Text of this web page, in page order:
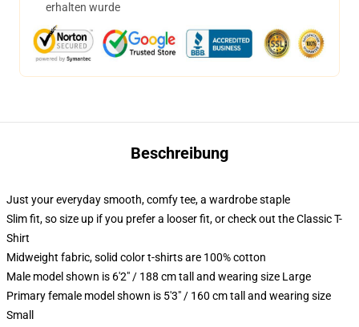
erhalten wurde
Beschreibung
Just your everyday smooth, comfy tee, a wardrobe staple
Slim fit, so size up if you prefer a looser fit, or check out the Classic T-
Shirt
Midweight fabric, solid color t-shirts are 100% cotton
Male model shown is 6'2" / 188 cm tall and wearing size Large
Primary female model shown is 5'3" / 160 cm tall and wearing size
Small